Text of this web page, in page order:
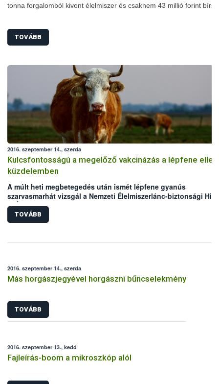
tonna forgalomból kivont élelmiszer és csaknem 43 millió forint
javulást tapasztaltak a szakemberek: jelentősen csökkent például a
higiéniai hiányosságok és a fogyasztásra alkalmatlan termékek
TOVÁBB
2016. szeptember 14., szerda
Kulcsfontosságú a megelőző vakcinázás a lépfene elleni
küzdelemben
A múlt heti megbetegedés után ismét lépfene gyanús
szarvasmarhát vizsgál a Nemzeti Élelmiszerlánc-biztonsági
(NÉBIH) laboratóriuma. Mindkét eset Békés megyei, legelőn
szarvasmarha állományokat érint. Bár az elmúlt években
állategészségügyi intézkedéseknek köszönhetően
azonban a hazai kérődző állomány védelme érdekében
TOVÁBB
2016. szeptember 14., szerda
Más horgászjegyével horgászni bűncselekmény
TOVÁBB
2016. szeptember 13., kedd
Fajleírás-boom a mikroszkóp alól